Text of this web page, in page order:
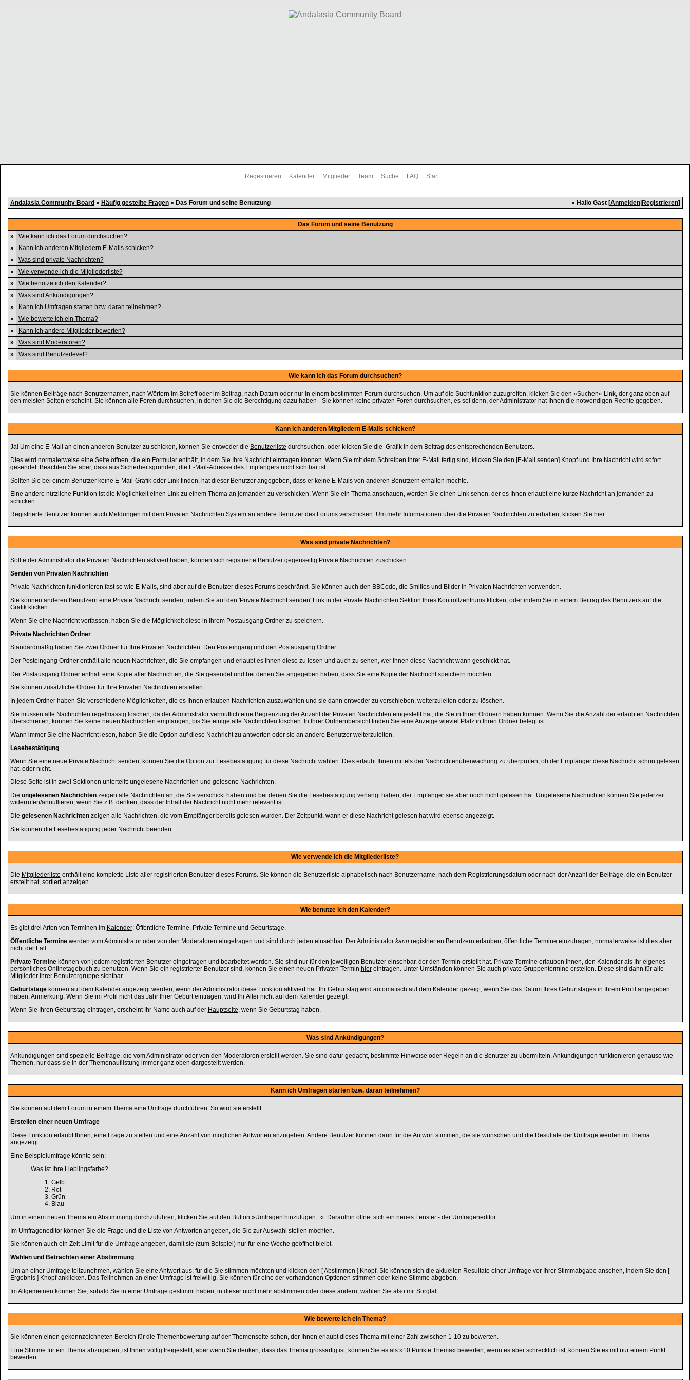
Regestrieren Kalender Mitglieder Team Suche FAQ Start
Andalasia Community Board » Häufig gestellte Fragen» Das Forum und seine Benutzung » Hallo Gast [Anmelden| Registrieren]
Das Forum und seine Benutzung
»
Wie kann ich das Forum durchsuchen?
»
Kann ich anderen Mitgliedern E-Mails schicken?
»
Was sind private Nachrichten?
»
Wie verwende ich die Mitgliederliste?
»
Wie benutze ich den Kalender?
»
Was sind Ankündigungen?
»
Kann ich Umfragen starten bzw. daran teilnehmen?
»
Wie bewerte ich ein Thema?
»
Kann ich andere Mitglieder bewerten?
»
Was sind Moderatoren?
»
Was sind Benutzerlevel?
Wie kann ich das Forum durchsuchen?
Sie können Beiträge nach Benutzernamen, nach Wörtern im Betreff oder im Beitrag, nach Datum oder nur in einem bestimmten Forum durchsuchen. Um auf die Suchfunktion zuzugreifen, klicken Sie den »Suchen« Link, der ganz oben auf
den meisten Seiten erscheint. Sie können alle Foren durchsuchen, in denen Sie die Berechtigung dazu haben - Sie können keine privaten Foren durchsuchen, es sei denn, der Administrator hat Ihnen die notwendigen Rechte gegeben.
Kann ich anderen Mitgliedern E-Mails schicken?
Ja! Um eine E-Mail an einen anderen Benutzer zu schicken, können Sie entweder die Benutzerliste durchsuchen, oder klicken Sie die Grafik in dem Beitrag des entsprechenden Benutzers.
Dies wird normalerweise eine Seite öffnen, die ein Formular enthält, in dem Sie Ihre Nachricht eintragen können. Wenn Sie mit dem Schreiben Ihrer E-Mail fertig sind, klicken Sie den [E-Mail senden] Knopf und Ihre Nachricht wird sofort
gesendet. Beachten Sie aber, dass aus Sicherheitsgründen, die E-Mail-Adresse des Empfängers nicht sichtbar ist.
Sollten Sie bei einem Benutzer keine E-Mail-Grafik oder Link finden, hat dieser Benutzer angegeben, dass er keine E-Mails von anderen Benutzern erhalten möchte.
Eine andere nützliche Funktion ist die Möglichkeit einen Link zu einem Thema an jemanden zu verschicken. Wenn Sie ein Thema anschauen, werden Sie einen Link sehen, der es Ihnen erlaubt eine kurze Nachricht an jemanden zu
schicken.
Registrierte Benutzer können auch Meldungen mit dem Privaten Nachrichten System an andere Benutzer des Forums verschicken. Um mehr Informationen über die Privaten Nachrichten zu erhalten, klicken Sie hier.
Was sind private Nachrichten?
Sollte der Administrator die Privaten Nachrichten aktiviert haben, können sich registrierte Benutzer gegenseitig Private Nachrichten zuschicken.
Senden von Privaten Nachrichten
Private Nachrichten funktionieren fast so wie E-Mails, sind aber auf die Benutzer dieses Forums beschränkt. Sie können auch den BBCode, die Smilies und Bilder in Privaten Nachrichten verwenden.
Sie können anderen Benutzern eine Private Nachricht senden, indem Sie auf den 'Private Nachricht senden' Link in der Private Nachrichten Sektion Ihres Kontrollzentrums klicken, oder indem Sie in einem Beitrag des Benutzers auf die
Grafik klicken.
Wenn Sie eine Nachricht verfassen, haben Sie die Möglichkeit diese in Ihrem Postausgang Ordner zu speichern.
Private Nachrichten Ordner
Standardmäßig haben Sie zwei Ordner für Ihre Privaten Nachrichten. Den Posteingang und den Postausgang Ordner.
Der Posteingang Ordner enthält alle neuen Nachrichten, die Sie empfangen und erlaubt es Ihnen diese zu lesen und auch zu sehen, wer Ihnen diese Nachricht wann geschickt hat.
Der Postausgang Ordner enthält eine Kopie aller Nachrichten, die Sie gesendet und bei denen Sie angegeben haben, dass Sie eine Kopie der Nachricht speichern möchten.
Sie können zusätzliche Ordner für Ihre Privaten Nachrichten erstellen.
In jedem Ordner haben Sie verschiedene Möglichkeiten, die es Ihnen erlauben Nachrichten auszuwählen und sie dann entweder zu verschieben, weiterzuleiten oder zu löschen.
Sie müssen alte Nachrichten regelmässig löschen, da der Administrator vermutlich eine Begrenzung der Anzahl der Privaten Nachrichten eingestellt hat, die Sie in Ihren Ordnern haben können. Wenn Sie die Anzahl der erlaubten Nachrichten
überschreiten, können Sie keine neuen Nachrichten empfangen, bis Sie einige alte Nachrichten löschen. In Ihrer Ordnerübersicht finden Sie eine Anzeige wieviel Platz in Ihren Ordner belegt ist.
Wann immer Sie eine Nachricht lesen, haben Sie die Option auf diese Nachricht zu antworten oder sie an andere Benutzer weiterzuleiten.
Lesebestätigung
Wenn Sie eine neue Private Nachricht senden, können Sie die Option zur Lesebestätigung für diese Nachricht wählen. Dies erlaubt Ihnen mittels der Nachrichtenüberwachung zu überprüfen, ob der Empfänger diese Nachricht schon gelesen
hat, oder nicht.
Diese Seite ist in zwei Sektionen unterteilt: ungelesene Nachrichten und gelesene Nachrichten.
Die ungelesenen Nachrichtenzeigen alle Nachrichten an, die Sie verschickt haben und bei denen Sie die Lesebestätigung verlangt haben, der Empfänger sie aber noch nicht gelesen hat. Ungelesene Nachrichten können Sie jederzeit
widerrufen/annullieren, wenn Sie z.B. denken, dass der Inhalt der Nachricht nicht mehr relevant ist.
Die gelesenen Nachrichtenzeigen alle Nachrichten, die vom Empfänger bereits gelesen wurden. Der Zeitpunkt, wann er diese Nachricht gelesen hat wird ebenso angezeigt.
Sie können die Lesebestätigung jeder Nachricht beenden.
Wie verwende ich die Mitgliederliste?
Die Mitgliederliste enthält eine komplette Liste aller registrierten Benutzer dieses Forums. Sie können die Benutzerliste alphabetisch nach Benutzername, nach dem Registrierungsdatum oder nach der Anzahl der Beiträge, die ein Benutzer
erstellt hat, sortiert anzeigen.
Wie benutze ich den Kalender?
Es gibt drei Arten von Terminen im Kalender: Öffentliche Termine, Private Termine und Geburtstage.
Öffentliche Terminewerden vom Administrator oder von den Moderatoren eingetragen und sind durch jeden einsehbar. Der Administrator kann registrierten Benutzern erlauben, öffentliche Termine einzutragen, normalerweise ist dies aber
nicht der Fall.
Private Terminekönnen von jedem registrierten Benutzer eingetragen und bearbeitet werden. Sie sind nur für den jeweiligen Benutzer einsehbar, der den Termin erstellt hat. Private Termine erlauben Ihnen, den Kalender als Ihr eigenes
persönliches Onlinetagebuch zu benutzen. Wenn Sie ein registrierter Benutzer sind, können Sie einen neuen Privaten Termin hiereintragen. Unter Umständen können Sie auch private Gruppentermine erstellen. Diese sind dann für alle
Mitglieder Ihrer Benutzergruppe sichtbar.
Geburtstagekönnen auf dem Kalender angezeigt werden, wenn der Administrator diese Funktion aktiviert hat. Ihr Geburtstag wird automatisch auf dem Kalender gezeigt, wenn Sie das Datum Ihres Geburtstages in Ihrem Profil angegeben
haben. Anmerkung: Wenn Sie im Profil nicht das Jahr Ihrer Geburt eintragen, wird Ihr Alter nicht auf dem Kalender gezeigt.
Wenn Sie Ihren Geburtstag eintragen, erscheint Ihr Name auch auf der Hauptseite, wenn Sie Geburtstag haben.
Was sind Ankündigungen?
Ankündigungen sind spezielle Beiträge, die vom Administrator oder von den Moderatoren erstellt werden. Sie sind dafür gedacht, bestimmte Hinweise oder Regeln an die Benutzer zu übermitteln. Ankündigungen funktionieren genauso wie
Themen, nur dass sie in der Themenauflistung immer ganz oben dargestellt werden.
Kann ich Umfragen starten bzw. daran teilnehmen?
Sie können auf dem Forum in einem Thema eine Umfrage durchführen. So wird sie erstellt:
Erstellen einer neuen Umfrage
Diese Funktion erlaubt Ihnen, eine Frage zu stellen und eine Anzahl von möglichen Antworten anzugeben. Andere Benutzer können dann für die Antwort stimmen, die sie wünschen und die Resultate der Umfrage werden im Thema
angezeigt.
Eine Beispielumfrage könnte sein:
Was ist Ihre Lieblingsfarbe?
Gelb
Rot
Grün
Blau
Um in einem neuen Thema ein Abstimmung durchzuführen, klicken Sie auf den Button »Umfragen hinzufügen...«. Daraufhin öffnet sich ein neues Fenster - der Umfrageneditor.
Im Umfrageneditor können Sie die Frage und die Liste von Antworten angeben, die Sie zur Auswahl stellen möchten.
Sie können auch ein Zeit Limit für die Umfrage angeben, damit sie (zum Beispiel) nur für eine Woche geöffnet bleibt.
Wählen und Betrachten einer Abstimmung
Um an einer Umfrage teilzunehmen, wählen Sie eine Antwort aus, für die Sie stimmen möchten und klicken den [ Abstimmen ] Knopf. Sie können sich die aktuellen Resultate einer Umfrage vor Ihrer Stimmabgabe ansehen, indem Sie den [
Ergebnis ] Knopf anklicken. Das Teilnehmen an einer Umfrage ist freiwillig. Sie können für eine der vorhandenen Optionen stimmen oder keine Stimme abgeben.
Im Allgemeinen können Sie, sobald Sie in einer Umfrage gestimmt haben, in dieser nicht mehr abstimmen oder diese ändern, wählen Sie also mit Sorgfalt.
Wie bewerte ich ein Thema?
Sie können einen gekennzeichneten Bereich für die Themenbewertung auf der Themenseite sehen, der Ihnen erlaubt dieses Thema mit einer Zahl zwischen 1-10 zu bewerten.
Eine Stimme für ein Thema abzugeben, ist Ihnen völlig freigestellt, aber wenn Sie denken, dass das Thema grossartig ist, können Sie es als »10 Punkte Thema« bewerten, wenn es aber schrecklich ist, können Sie es mit nur einem Punkt
bewerten.